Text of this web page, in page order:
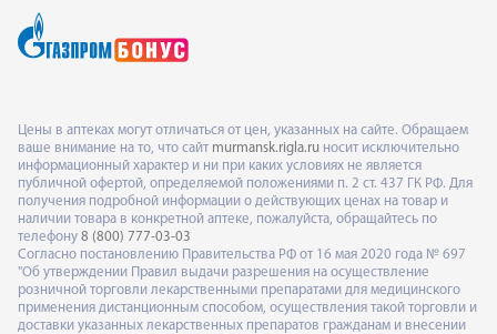
Цены в аптеках могут отличаться от цен, указанных на сайте. Обращаем
ваше внимание на то, что сайт murmansk.rigla.ru носит исключительно
информационный характер и ни при каких условиях не является
публичной офертой, определяемой положениями п. 2 ст. 437 ГК РФ. Для
получения подробной информации о действующих ценах на товар и
наличии товара в конкретной аптеке, пожалуйста, обращайтесь по
телефону 8 (800) 777-03-03
Согласно постановлению Правительства РФ от 16 мая 2020 года № 697
"Об утверждении Правил выдачи разрешения на осуществление
розничной торговли лекарственными препаратами для медицинского
применения дистанционным способом, осуществления такой торговли и
доставки указанных лекарственных препаратов гражданам и внесении